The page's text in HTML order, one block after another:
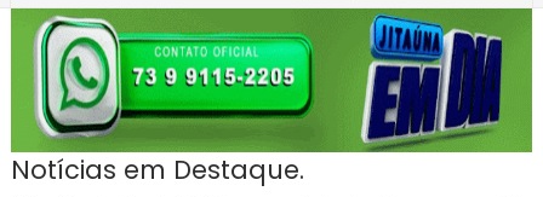
Notícias em Destaque.